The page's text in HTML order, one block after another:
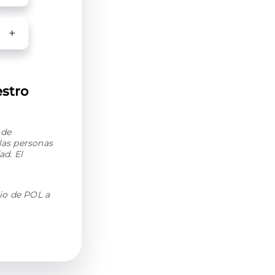
personas
El
de POL a